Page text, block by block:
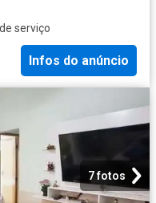
serviço
Infos do anúncio
7 fotos